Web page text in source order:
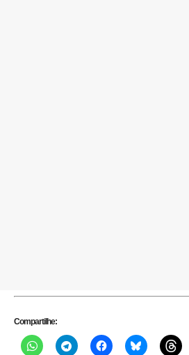
Compartilhe: